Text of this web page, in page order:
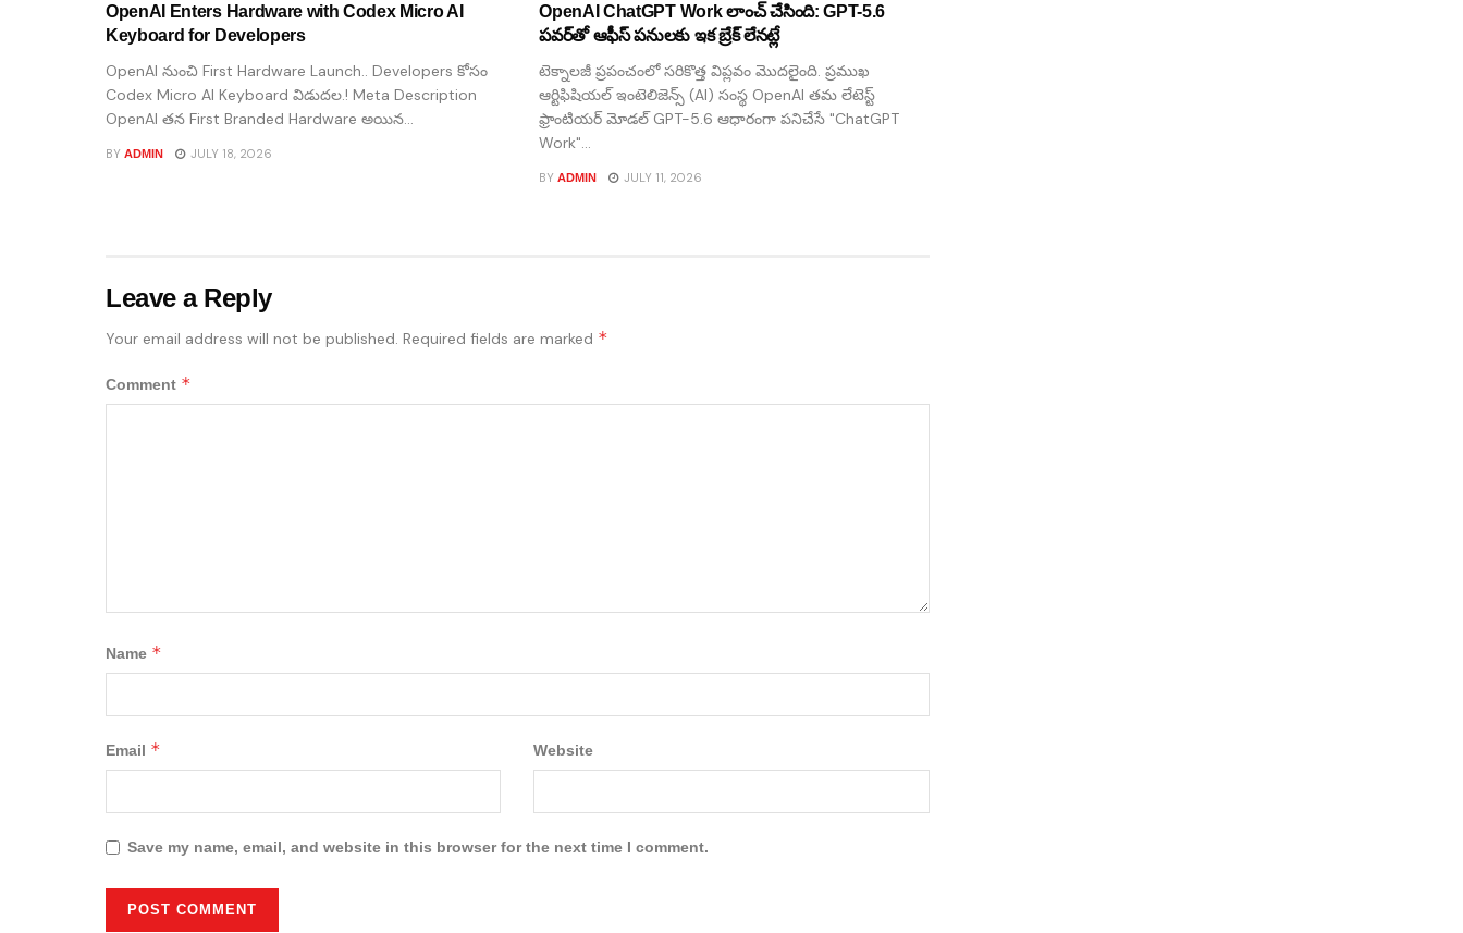
OpenAI Enters Hardware with Codex Micro AI
Keyboard for Developers
OpenAI నుంచి First Hardware Launch.. Developers కోసం
Codex Micro AI Keyboard విడుదల.! Meta Description
OpenAI తన First Branded Hardware అయిన...
BY ADMIN JULY 18, 2026
OpenAI ChatGPT Work లాంచ్ చేసింది: GPT-5.6
పవర్‌తో ఆఫీస్ పనులకు ఇక బ్రేక్ లేనట్లే
టెక్నాలజీ ప్రపంచంలో సరికొత్త విప్లవం మొదలైంది. ప్రముఖ
ఆర్టిఫిషియల్ ఇంటెలిజెన్స్ (AI) సంస్థ OpenAI తమ లేటెస్ట్
ఫ్రాంటియర్ మోడల్ GPT-5.6 ఆధారంగా పనిచేసే "ChatGPT
Work"...
BY ADMIN JULY 11, 2026
Leave a Reply
Your email address will not be published. Required fields are marked *
Comment *
Name *
Email * Website
Save my name, email, and website in this browser for the next time I comment.